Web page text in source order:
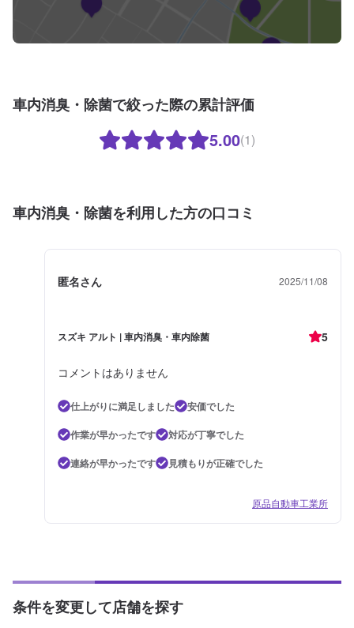
車内消臭・除菌で絞った際の累計評価
5.00(1)
車内消臭・除菌を利用した方の口コミ
匿名さん 2025/11/08
スズキ アルト | 車内消臭・車内除菌 5
コメントはありません
仕上がりに満足しました
安価でした
作業が早かったです
対応が丁寧でした
連絡が早かったです
見積もりが正確でした
原品自動車工業所
条件を変更して店舗を探す